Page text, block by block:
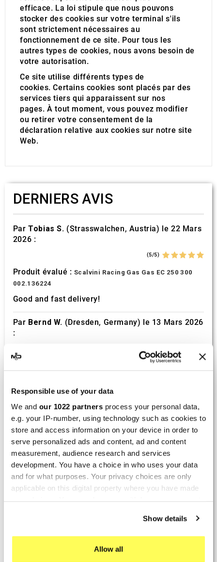
Responsible use of your data
We and our 1022 partners process your personal data,
e.g. your IP-number, using technology such as cookies to
store and access information on your device in order to
serve personalized ads and content, ad and content
measurement, audience research and services
development. You have a choice in who uses your data
and for what purposes. Your privacy choices are only
applicable on this digital property where you have made
If you allow, we would also like to:
Show details
Allow all
efficace. La loi stipule que nous pouvons
stocker des cookies sur votre terminal s'ils
sont strictement nécessaires au
fonctionnement de ce site. Pour tous les
autres types de cookies, nous avons besoin de
votre autorisation.
Ce site utilise différents types de
cookies.Certains cookies sont placés par des
services tiers qui apparaissent sur nos
pages.À tout moment, vous pouvez modifier
ou retirer votre consentement de la
déclaration relative aux cookies sur notre site
Web.
DERNIERS AVIS
ParTobias S. (Strasswalchen, Austria) le 22 Mars
2026 :
(5/5)
Produit évalué : Scalvini Racing Gas Gas EC 250 300
002.136224
Good and fast delivery!
Par Bernd W. (Dresden, Germany) le 13 Mars 2026
:
Perfect
ParAvertino G.(Portugalete, Spain) le 10 Mars
2026 :
(5/5)
Produit évalué :
El silencioso es perfecto, por parte del producto
(Amfreville-sur-Iton, France) le 28